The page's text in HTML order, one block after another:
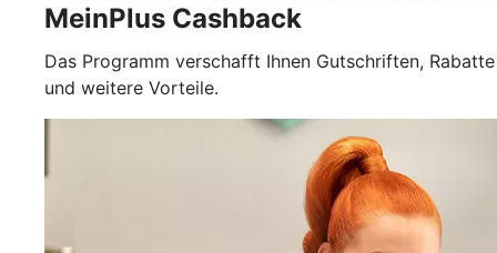
MeinPlus Cashback
Das Programm verschafft Ihnen Gutschriften, Rabatte
und weitere Vorteile.